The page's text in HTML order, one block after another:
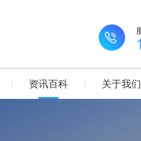
资讯百科 关于我们